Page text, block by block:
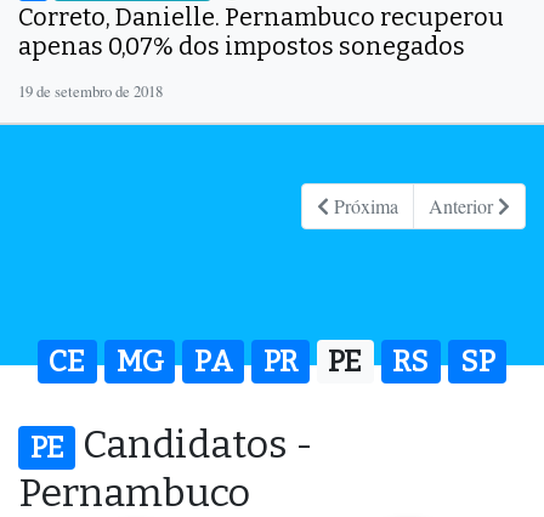
Correto, Danielle. Pernambuco recuperou
apenas 0,07% dos impostos sonegados
19 de setembro de 2018
Próxima Anterior
CE MG PA PR PE RS SP
PE
Candidatos -
Pernambuco